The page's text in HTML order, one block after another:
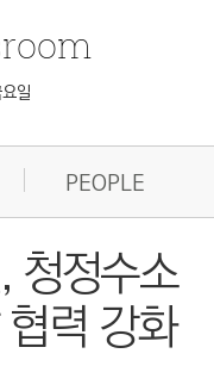
일
PEOPLE
청정수소
력 강화